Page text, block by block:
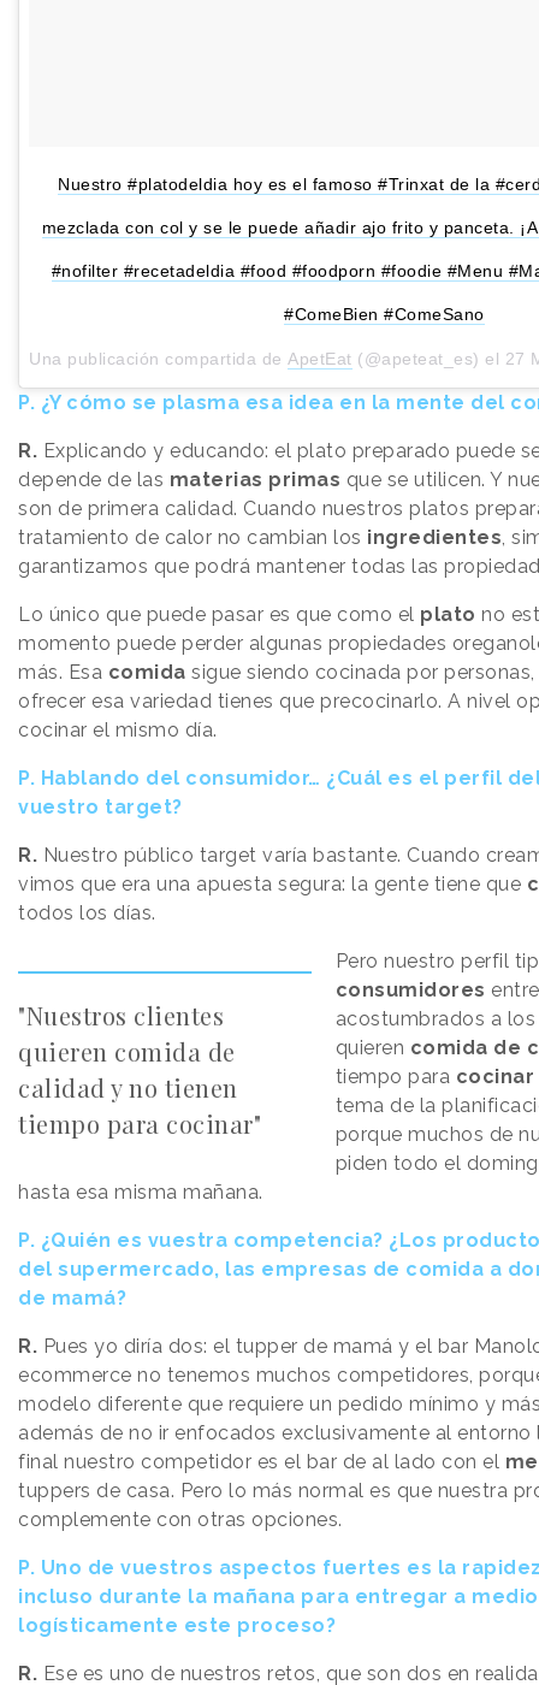
Nuestro #platodeldia hoy es el famoso #Trinxat de la
mezclada con col y se le puede añadir ajo frito y panceta.
#nofilter #recetadeldia #food #foodporn #foodie #Menu
#ComeBien #ComeSano
Una publicación compartida de ApetEat (@apeteat_es) el 27
P. ¿Y cómo se plasma esa idea en la mente del
R. Explicando y educando: el plato preparado puede
depende de las materias primas que se utilicen. Y
son de primera calidad. Cuando nuestros platos
tratamiento de calor no cambian los ingredientes,
garantizamos que podrá mantener todas las
Lo único que puede pasar es que como el plato no
momento puede perder algunas propiedades
más. Esa comida sigue siendo cocinada por
ofrecer esa variedad tienes que precocinarlo. A nivel
cocinar el mismo día.
P. Hablando del consumidor… ¿Cuál es el perfil
vuestro target?
R. Nuestro público target varía bastante. Cuando
vimos que era una apuesta segura: la gente tiene que
todos los días.
"Nuestros clientes
quieren comida de
calidad y no tienen
tiempo para cocinar"
Pero nuestro perfil
consumidores
acostumbrados a
quieren comida de
tiempo para cocinar
tema de la
porque muchos de
piden todo el
hasta esa misma mañana.
P. ¿Quién es vuestra competencia? ¿Los
del supermercado, las empresas de comida a
de mamá?
R. Pues yo diría dos: el tupper de mamá y el bar
ecommerce no tenemos muchos competidores,
modelo diferente que requiere un pedido mínimo y
además de no ir enfocados exclusivamente al entorno
final nuestro competidor es el bar de al lado con el
tuppers de casa. Pero lo más normal es que nuestra
complemente con otras opciones.
P. Uno de vuestros aspectos fuertes es la
incluso durante la mañana para entregar a
logísticamente este proceso?
R. Ese es uno de nuestros retos, que son dos en